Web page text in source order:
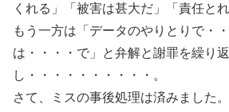
くれる」「被害は甚大だ」「責任とれ
もう一方は「データのやりとりで・
は・・・・で」と弁解と謝罪を繰り返
し・・・・・・・・・・。
さて、ミスの事後処理は済みました